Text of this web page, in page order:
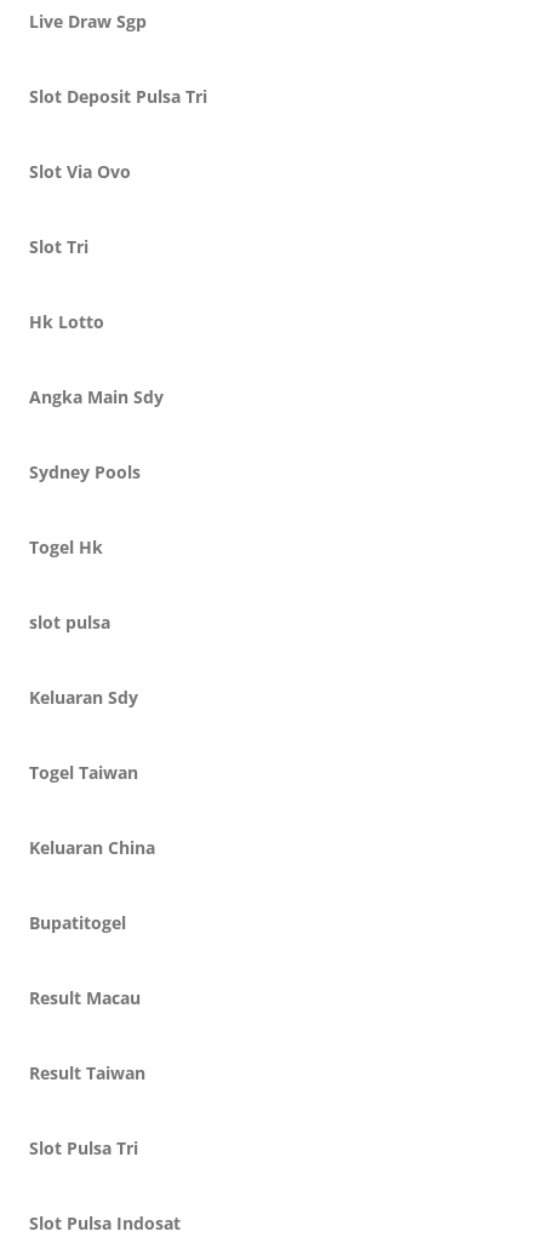
Live Draw Sgp
Slot Deposit Pulsa Tri
Slot Via Ovo
Slot Tri
Hk Lotto
Angka Main Sdy
Sydney Pools
Togel Hk
slot pulsa
Keluaran Sdy
Togel Taiwan
Keluaran China
Bupatitogel
Result Macau
Result Taiwan
Slot Pulsa Tri
Slot Pulsa Indosat